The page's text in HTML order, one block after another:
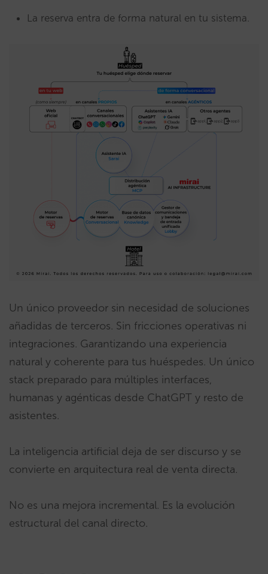
La reserva entra de forma natural en tu sistema.
Un único proveedor sin necesidad de soluciones
añadidas de terceros. Sin fricciones operativas ni
integraciones. Garantizando una experiencia
natural y coherente para tus huéspedes. Un único
stack preparado para múltiples interfaces,
humanas y agénticas desde ChatGPT y resto de
asistentes.
La inteligencia artificial deja de ser discurso y se
convierte en arquitectura real de venta directa.
No es una mejora incremental. Es la evolución
estructural del canal directo.